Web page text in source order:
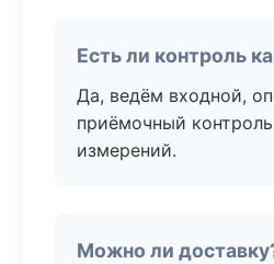
Есть ли контроль
Да, ведём входной,
приёмочный
измерений.
Можно ли